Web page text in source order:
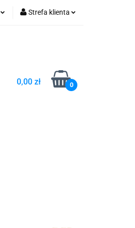
Strefa klienta
Dodaj zgłoszenie
Zgody cookies
0,00 zł 0